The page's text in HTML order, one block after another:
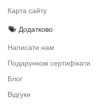
Карта сайту
Додатково
Написати нам
Подарункові сертифікати
Блог
Відгуки